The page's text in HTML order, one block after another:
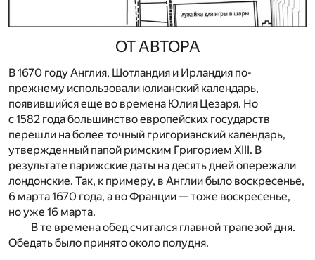
ОТ АВТОРА
В 1670 году Англия, Шотландия и Ирландия по-
прежнему использовали юлианский календарь,
появившийся еще во времена Юлия Цезаря. Но
с 1582 года большинство европейских государств
перешли на более точный григорианский календарь,
утвержденный папой римским Григорием XIII. В
результате парижские даты на десять дней опережали
лондонские. Так, к примеру, в Англии было воскресенье,
6 марта 1670 года, а во Франции — тоже воскресенье,
но уже 16 марта.
В те времена обед считался главной трапезой дня.
Обедать было принято около полудня.